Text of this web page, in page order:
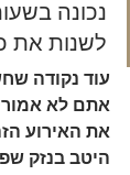
נכונה
לשנות את
עוד נקודה
אתם לא
את האירוע
היטב בנזק